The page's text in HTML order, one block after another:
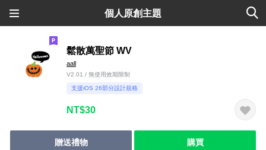
個人原創主題
鬆散萬聖節 WV
aall
V2.01 / 無使用效期限制
支援iOS 26部分設計規格
NT$30
贈送禮物 購買